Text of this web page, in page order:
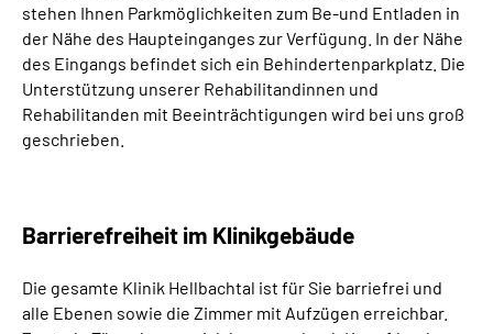
stehen Ihnen Parkmöglichkeiten zum Be-und Entladen in
der Nähe des Haupteinganges zur Verfügung. In der Nähe
des Eingangs befindet sich ein Behindertenparkplatz. Die
Unterstützung unserer Rehabilitandinnen und
Rehabilitanden mit Beeinträchtigungen wird bei uns groß
geschrieben.
Barrierefreiheit im Klinikgebäude
Die gesamte Klinik Hellbachtal ist für Sie barriefrei und
alle Ebenen sowie die Zimmer mit Aufzügen erreichbar.